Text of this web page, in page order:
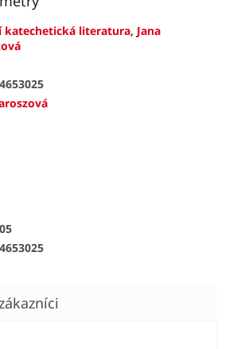
katechetická literatura, Jana